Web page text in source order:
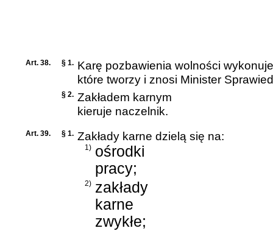
Art. 38. § 1. Karę pozbawienia wolności
które tworzy i znosi Minister
§ 2. Zakładem karnym
kieruje naczelnik.
Art. 39. § 1. Zakłady karne dzielą się na:
1) ośrodki
pracy;
2) zakłady
karne
zwykłe;